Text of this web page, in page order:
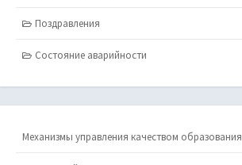
Поздравления
Состояние аварийности
Механизмы управления качеством образования